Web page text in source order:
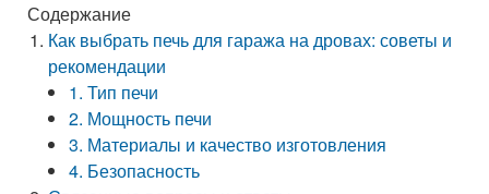
Содержание
Как выбрать печь для гаража на дровах: советы и
рекомендации
1. Тип печи
2. Мощность печи
3. Материалы и качество изготовления
4. Безопасность